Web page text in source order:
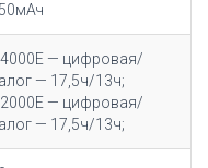
— цифровая/
— 17,5ч/13ч;
— цифровая/
— 17,5ч/13ч;